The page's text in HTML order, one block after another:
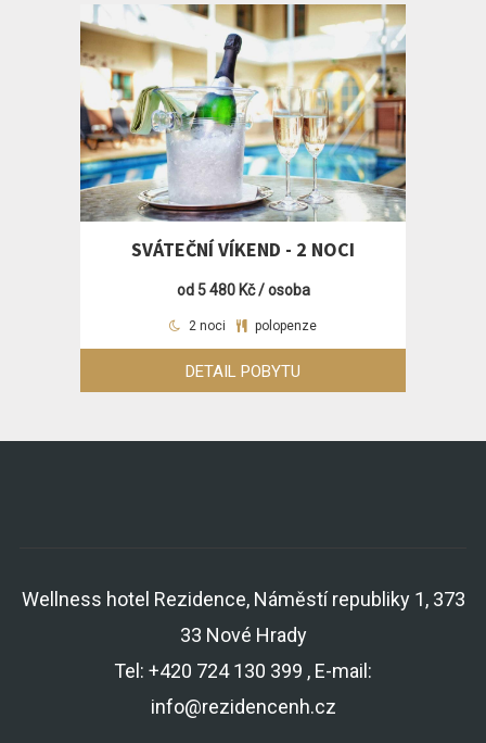
SVÁTEČNÍ VÍKEND - 2 NOCI
od 5 480 Kč / osoba
2 noci polopenze
DETAIL POBYTU
Wellness hotel Rezidence, Náměstí republiky 1, 373
33 Nové Hrady
Tel: +420 724 130 399 , E-mail:
info@rezidencenh.cz